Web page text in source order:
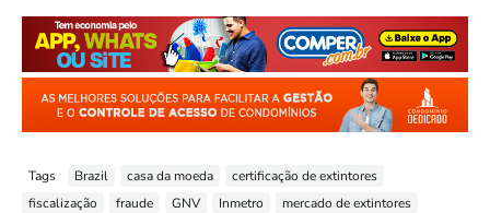
Tags Brazil casa da moeda
certificação de extintores
fiscalização
fraude GNV Inmetro
mercado de extintores